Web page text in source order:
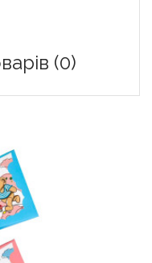
(0)